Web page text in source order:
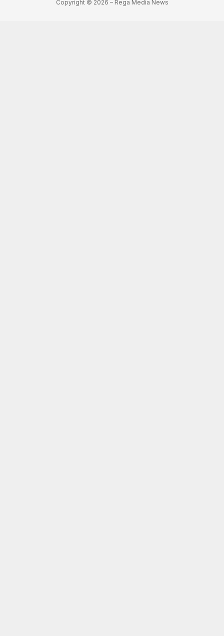
Copyright © 2026 – Rega Media News